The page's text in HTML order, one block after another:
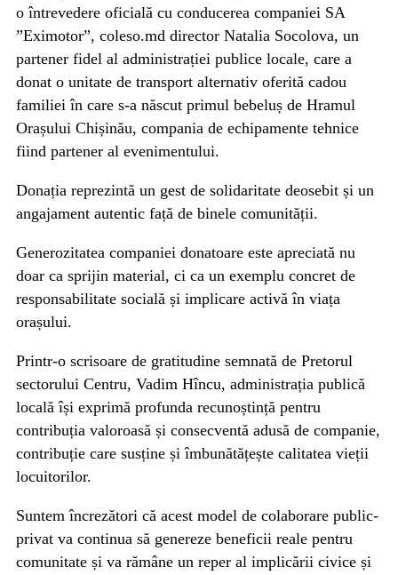
o întrevedere oficială cu conducerea companiei SA
”Eximotor”, coleso.md director Natalia Socolova, un
partener fidel al administrației publice locale, care a
donat o unitate de transport alternativ oferită cadou
familiei în care s-a născut primul bebeluș de Hramul
Orașului Chișinău, compania de echipamente tehnice
fiind partener al evenimentului.
Donația reprezintă un gest de solidaritate deosebit și un
angajament autentic față de binele comunității.
Generozitatea companiei donatoare este apreciată nu
doar ca sprijin material, ci ca un exemplu concret de
responsabilitate socială și implicare activă în viața
orașului.
Printr-o scrisoare de gratitudine semnată de Pretorul
sectorului Centru, Vadim Hîncu, administrația publică
locală își exprimă profunda recunoștință pentru
contribuția valoroasă și consecventă adusă de companie,
contribuție care susține și îmbunătățește calitatea vieții
locuitorilor.
Suntem încrezători că acest model de colaborare public-
privat va continua să genereze beneficii reale pentru
comunitate și va rămâne un reper al implicării civice și